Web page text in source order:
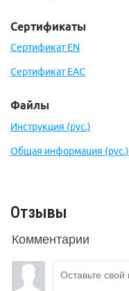
Сертификаты
Сертификат EN
Сертификат EAC
Файлы
Инструкция (рус.)
Общая информация (рус.)
Отзывы
Комментарии